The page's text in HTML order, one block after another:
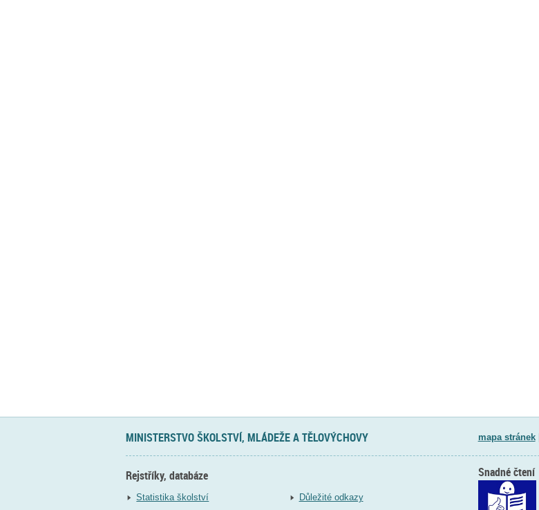
MINISTERSTVO ŠKOLSTVÍ, MLÁDEŽE A TĚLOVÝCHOVY mapa stránek|
Rejstříky, databáze
Statistika školství Důležité odkazy
Snadné čtení